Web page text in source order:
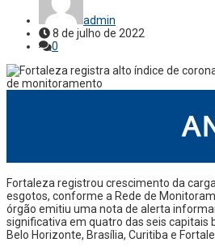
admin
8 de julho de 2022
0
Fortaleza registrou crescimento da
esgotos, conforme a Rede de
órgão emitiu uma nota de alerta
significativa em quatro das seis capitais
Belo Horizonte, Brasília, Curitiba e